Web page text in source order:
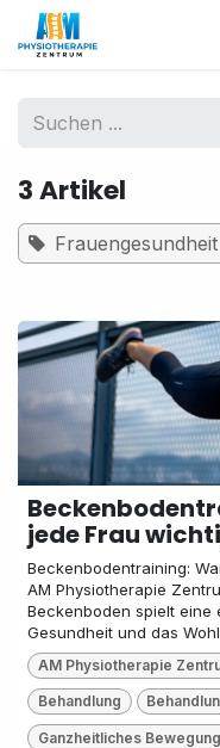
Zum Inhalt springen
3 Artikel
Frauengesundheit
jede Frau
Beckenbodentraining:
AM Physiotherapie
Beckenboden spielt eine
Gesundheit und das
AM Physiotherapie
Behandlung
Ganzheitliches